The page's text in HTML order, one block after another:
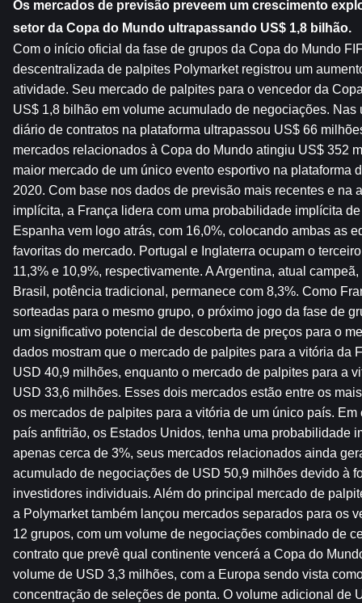
Os mercados de previsão preveem um crescimento
setor da Copa do Mundo ultrapassando US$ 1,8 bilhão.
Com o início oficial da fase de grupos da Copa do Mundo
descentralizada de palpites Polymarket registrou um
atividade. Seu mercado de palpites para o vencedor da
US$ 1,8 bilhão em volume acumulado de negociações. Nas
diário de contratos na plataforma ultrapassou US$ 66
mercados relacionados à Copa do Mundo atingiu US$ 352
maior mercado de um único evento esportivo na plataforma
2020. Com base nos dados de previsão mais recentes e na
implícita, a França lidera com uma probabilidade implícita
Espanha vem logo atrás, com 16,0%, colocando ambas as
favoritas do mercado. Portugal e Inglaterra ocupam o
11,3% e 10,9%, respectivamente. A Argentina, atual
Brasil, potência tradicional, permanece com 8,3%. Como
sorteadas para o mesmo grupo, o próximo jogo da fase de
um significativo potencial de descoberta de preços para o
dados mostram que o mercado de palpites para a vitória da
USD 40,9 milhões, enquanto o mercado de palpites para a
USD 33,6 milhões. Esses dois mercados estão entre os
os mercados de palpites para a vitória de um único país. Em
país anfitrião, os Estados Unidos, tenha uma probabilidade
apenas cerca de 3%, seus mercados relacionados ainda
acumulado de negociações de USD 50,9 milhões devido à
investidores individuais. Além do principal mercado de
a Polymarket também lançou mercados separados para os
12 grupos, com um volume de negociações combinado de
contrato que prevê qual continente vencerá a Copa do
volume de USD 3,3 milhões, com a Europa sendo vista
concentração de seleções de ponta. O volume adicional de